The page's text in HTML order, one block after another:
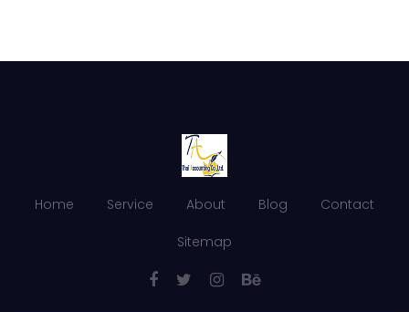
Home Service About Blog Contact
Sitemap